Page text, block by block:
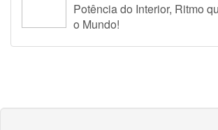
Potência do Interior, Ritmo
o Mundo!